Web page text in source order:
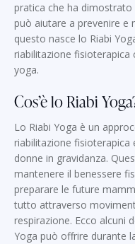
pratica che ha
può aiutare a prevenire e
questo nasce lo Riabi
riabilitazione fisioterapica
yoga.
Cos’è lo Riabi
Lo Riabi Yoga è un
riabilitazione fisioterapica
donne in gravidanza.
mantenere il benessere
preparare le future
tutto attraverso
respirazione. Ecco alcuni
Yoga può offrire durante